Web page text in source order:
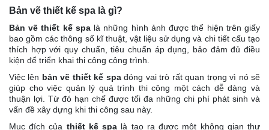
Bản vẽ thiết kế spa là gì?
Bản vẽ thiết kế spalà những hình ảnh được thể hiện trên giấy
bao gồm các thông số kĩ thuật, vật liệu sử dụng và chi tiết cấu tạo
thích hợp với quy chuẩn, tiêu chuẩn áp dụng, bảo đảm đủ điều
kiện để triển khai thi công công trình.
Việc lên bản vẽ thiết kế spađóng vai trò rất quan trọng vì nó sẽ
giúp cho việc quản lý quá trình thi công một cách dễ dàng và
thuận lợi. Từ đó hạn chế được tối đa những chi phí phát sinh và
vấn đề xây dựng khi thi công sau này.
Mục đích của thiết kế spa là tạo ra được một không gian thư